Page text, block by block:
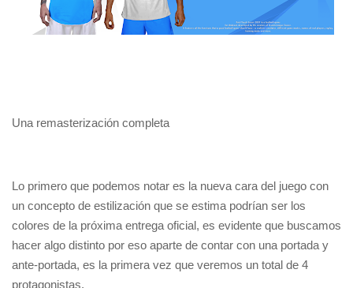
Una remasterización completa
Lo primero que podemos notar es la nueva cara del juego con
un concepto de estilización que se estima podrían ser los
colores de la próxima entrega oficial, es evidente que buscamos
hacer algo distinto por eso aparte de contar con una portada y
ante-portada, es la primera vez que veremos un total de 4
protagonistas.